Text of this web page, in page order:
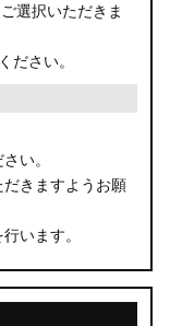
選択いただきま
ださい。
い。
きますようお願
います。